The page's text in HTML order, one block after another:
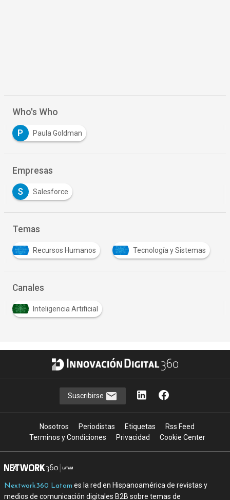
Who's Who
P Paula Goldman
Empresas
S Salesforce
Temas
Tecnología y Sistemas Transformación digital
Canales
Inteligencia Artificial
Suscribirse
Nosotros Periodistas Etiquetas
Rss Feed
Terminos y Condiciones
Privacidad Cookie Center
Nextwork360 Latam es la red en Hispanoamérica de revistas y
medios de comunicación digitales B2B sobre temas de